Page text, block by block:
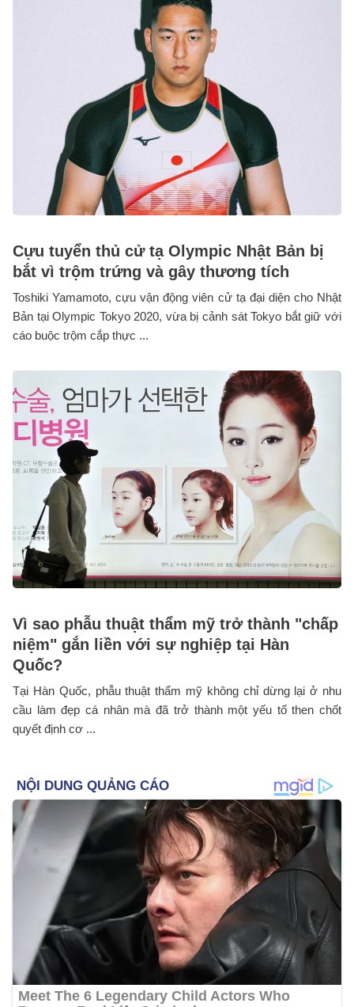
Cựu tuyển thủ cử tạ Olympic Nhật Bản bị
bắt vì trộm trứng và gây thương tích
Toshiki Yamamoto, cựu vận động viên cử tạ đại diện cho Nhật
Bản tại Olympic Tokyo 2020, vừa bị cảnh sát Tokyo bắt giữ với
cáo buộc trộm cắp thực ...
Vì sao phẫu thuật thẩm mỹ trở thành "chấp
niệm" gắn liền với sự nghiệp tại Hàn
Quốc?
Tại Hàn Quốc, phẫu thuật thẩm mỹ không chỉ dừng lại ở nhu
cầu làm đẹp cá nhân mà đã trở thành một yếu tố then chốt
quyết định cơ ...